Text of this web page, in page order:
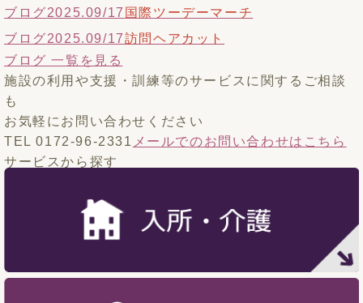
ブログ2025.09/17 国際ツーデーマーチ
ブログ2025.09/17訪問ヘアカット
ブログ 一覧を見る
施設の利用や支援・訓練等のサービスに関するご相談
も
お気軽にお問い合わせください
TEL 0172-96-2331 メールでのお問い合わせはこちら
サービスから探す